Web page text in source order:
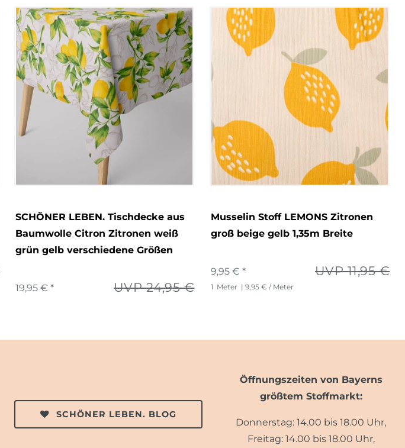
SCHÖNER LEBEN. Tischdecke aus
Baumwolle Citron Zitronen weiß
grün gelb verschiedene Größen
UVP 24,95 €
19,95 € *
Musselin Stoff LEMONS Zitronen
groß beige gelb 1,35m Breite
UVP 11,95 €
9,95 € *
1 Meter | 9,95 € / Meter
SCHÖNER LEBEN. BLOG
Öffnungszeiten von Bayerns
größtem Stoffmarkt:
Donnerstag: 14.00 bis 18.00 Uhr,
Freitag: 14.00 bis 18.00 Uhr,